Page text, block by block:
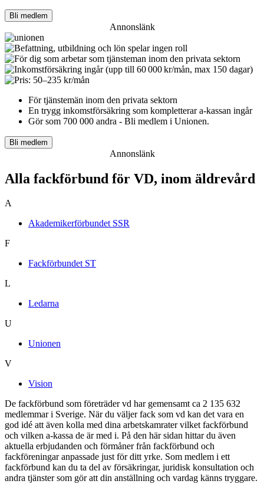
Bli medlem
Annonslänk
För tjänstemän inom den privata sektorn
En trygg inkomst­försäkring som kompletterar a-kassan ingår
Gör som 700 000 andra - Bli medlem i Unionen.
Bli medlem
Annonslänk
Alla fackförbund för VD, inom äldrevård
A
Akademikerförbundet SSR
F
Fackförbundet ST
L
Ledarna
U
Unionen
V
Vision
De fackförbund som företräder vd har gemensamt ca 2 135 632
medlemmar i Sverige. När du väljer fack som vd kan det vara en
god idé att även kolla med dina arbetskamrater vilket fackförbund
och vilken a-kassa de är med i. På den här sidan hittar du även
aktuella erbjudanden och förmåner från fackförbund och
fackföreningar anpassade just för ditt yrke. Som medlem i ett
fackförbund kan du ta del av försäkringar, juridisk konsultation och
andra tjänster som gör att din anställning och vardag känns tryggare.